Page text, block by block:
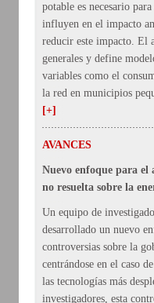
potable es necesario
influyen en el impacto
reducir este impacto. El
generales y define
variables como el
la red en municipios
[+]
AVANCES
Nuevo enfoque para el
no resuelta sobre la
Un equipo de
desarrollado un nuevo
controversias sobre la
centrándose en el caso
las tecnologías más
investigadores, esta